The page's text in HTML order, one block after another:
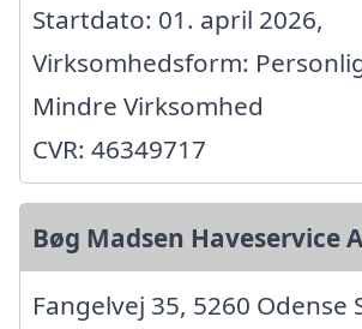
Startdato: 01. april 2026,
Virksomhedsform:
Mindre Virksomhed
CVR: 46349717
Bøg Madsen Haveservice
Fangelvej 35, 5260 Odense